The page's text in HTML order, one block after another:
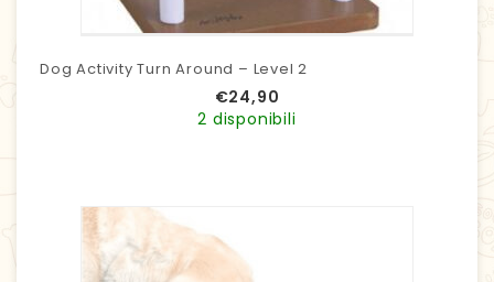
Dog Activity Turn Around – Level 2
€24,90
2 disponibili